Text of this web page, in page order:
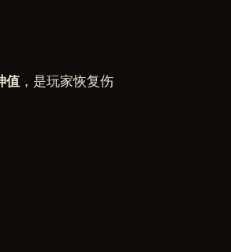
值，是玩家恢复伤